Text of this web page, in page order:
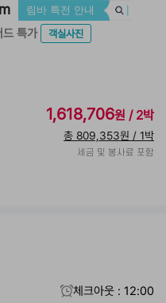
림바 특전 안내
특가
객실사진
1,618,706원 / 2박
총 809,353원 / 1박
세금 및 봉사료 포함
체크아웃 : 12:00